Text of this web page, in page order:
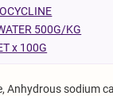
500G/KG
x 100G
Anhydrous sodium